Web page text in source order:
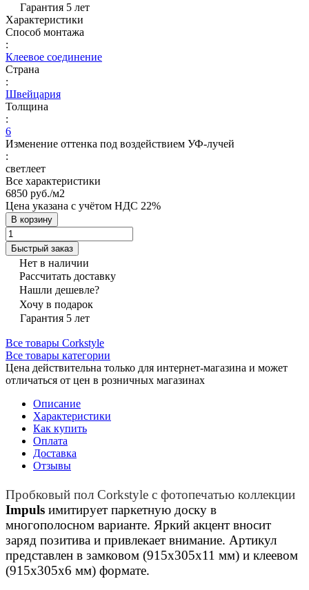
Гарантия 5 лет
Характеристики
Способ монтажа
:
Клеевое соединение
Страна
:
Швейцария
Толщина
:
6
Изменение оттенка под воздействием УФ-лучей
:
светлеет
Все характеристики
6850 руб./м2
Цена указана с учётом НДС 22%
В корзину
Быстрый заказ
Нет в наличии
Рассчитать доставку
Нашли дешевле?
Хочу в подарок
Гарантия 5 лет
Все товары Corkstyle
Все товары категории
Цена действительна только для интернет-магазина и может
отличаться от цен в розничных магазинах
Описание
Характеристики
Как купить
Оплата
Доставка
Отзывы
Пробковый пол Corkstyle с фотопечатью коллекции
Impuls имитирует паркетную доску в
многополосном варианте. Яркий акцент вносит
заряд позитива и привлекает внимание. Артикул
представлен в замковом (915х305х11 мм) и клеевом
(915х305х6 мм) формате.